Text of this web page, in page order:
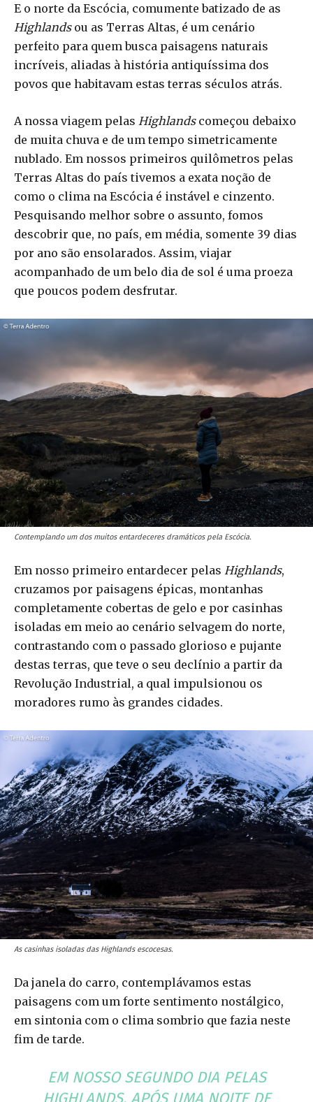
E o norte da Escócia, comumente batizado de as
Highlandsou as Terras Altas, é um cenário
perfeito para quem busca paisagens naturais
incríveis, aliadas à história antiquíssima dos
povos que habitavam estas terras séculos atrás.
A nossa viagem pelas Highlandscomeçou debaixo
de muita chuva e de um tempo simetricamente
nublado. Em nossos primeiros quilômetros pelas
Terras Altas do país tivemos a exata noção de
como o clima na Escócia é instável e cinzento.
Pesquisando melhor sobre o assunto, fomos
descobrir que, no país, em média, somente 39 dias
por ano são ensolarados. Assim, viajar
acompanhado de um belo dia de sol é uma proeza
que poucos podem desfrutar.
Contemplando um dos muitos entardeceres dramáticos pela Escócia.
Em nosso primeiro entardecer pelas Highlands,
cruzamos por paisagens épicas, montanhas
completamente cobertas de gelo e por casinhas
isoladas em meio ao cenário selvagem do norte,
contrastando com o passado glorioso e pujante
destas terras, que teve o seu declínio a partir da
Revolução Industrial, a qual impulsionou os
moradores rumo às grandes cidades.
As casinhas isoladas das Highlands escocesas.
Da janela do carro, contemplávamos estas
paisagens com um forte sentimento nostálgico,
em sintonia com o clima sombrio que fazia neste
fim de tarde.
EM NOSSO SEGUNDO DIA PELAS
HIGHLANDS, APÓS UMA NOITE DE